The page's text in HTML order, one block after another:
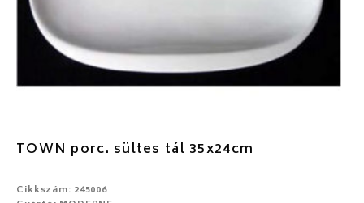
TOWN porc. sültes tál 35x24cm
Cikkszám: 245006